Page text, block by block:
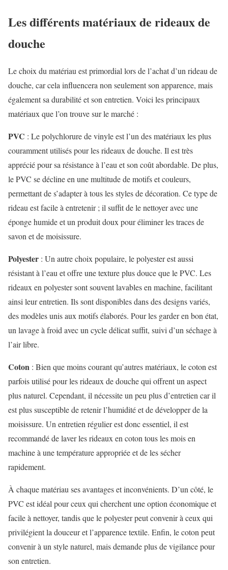
Les différents matériaux de rideaux de
douche
Le choix du matériau est primordial lors de l’achat d’un rideau de
douche, car cela influencera non seulement son apparence, mais
également sa durabilité et son entretien. Voici les principaux
matériaux que l’on trouve sur le marché :
PVC : Le polychlorure de vinyle est l’un des matériaux les plus
couramment utilisés pour les rideaux de douche. Il est très
apprécié pour sa résistance à l’eau et son coût abordable. De plus,
le PVC se décline en une multitude de motifs et couleurs,
permettant de s’adapter à tous les styles de décoration. Ce type de
rideau est facile à entretenir ; il suffit de le nettoyer avec une
éponge humide et un produit doux pour éliminer les traces de
savon et de moisissure.
Polyester : Un autre choix populaire, le polyester est aussi
résistant à l’eau et offre une texture plus douce que le PVC. Les
rideaux en polyester sont souvent lavables en machine, facilitant
ainsi leur entretien. Ils sont disponibles dans des designs variés,
des modèles unis aux motifs élaborés. Pour les garder en bon état,
un lavage à froid avec un cycle délicat suffit, suivi d’un séchage à
l’air libre.
Coton : Bien que moins courant qu’autres matériaux, le coton est
parfois utilisé pour les rideaux de douche qui offrent un aspect
plus naturel. Cependant, il nécessite un peu plus d’entretien car il
est plus susceptible de retenir l’humidité et de développer de la
moisissure. Un entretien régulier est donc essentiel, il est
recommandé de laver les rideaux en coton tous les mois en
machine à une température appropriée et de les sécher
rapidement.
À chaque matériau ses avantages et inconvénients. D’un côté, le
PVC est idéal pour ceux qui cherchent une option économique et
facile à nettoyer, tandis que le polyester peut convenir à ceux qui
privilégient la douceur et l’apparence textile. Enfin, le coton peut
convenir à un style naturel, mais demande plus de vigilance pour
son entretien.